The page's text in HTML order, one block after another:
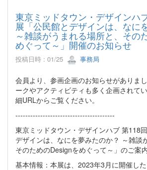
東京ミッドタウン・デザインハ
展「公民館とデザインは、なに
～雑談がうまれる場所と、その
めぐって～」開催のお知らせ
投稿日時 : 01/25 事務局
会員より、参画企画のお知らせがありま
ークやアクティビティも多く企画されて
細URLからご覧ください。
----------------------------------------
東京ミッドタウン・デザインハブ 第118
デザインは、なにを夢みたのか？ ～雑談
そのためのDesignをめぐって～」のご案
基本情報：本展は、2023年3月に開催し